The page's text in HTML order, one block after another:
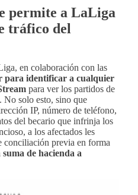
permite a LaLiga
tráfico del
en colaboración con las
para identificar a cualquier
para ver los partidos de
solo esto, sino que
IP, número de teléfono,
del becario que infrinja los
a los afectados les
conciliación previa en forma
de hacienda a